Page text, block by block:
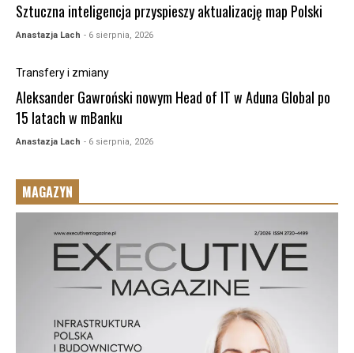
Sztuczna inteligencja przyspieszy aktualizację map Polski
Anastazja Lach - 6 sierpnia, 2026
Transfery i zmiany
Aleksander Gawroński nowym Head of IT w Aduna Global po
15 latach w mBanku
Anastazja Lach - 6 sierpnia, 2026
MAGAZYN